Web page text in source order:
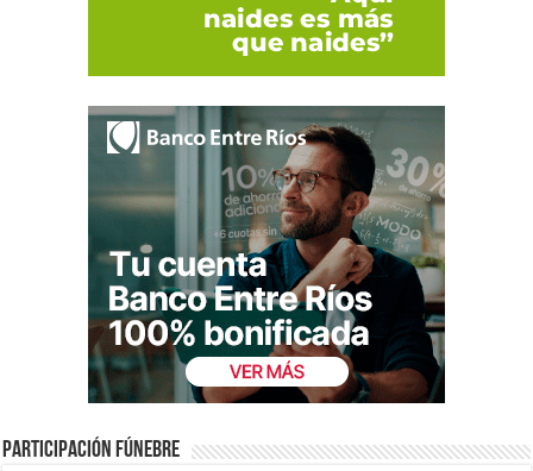
Participación fúnebre